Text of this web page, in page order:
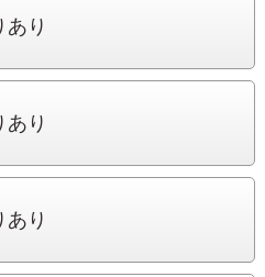
あり
あり
あり